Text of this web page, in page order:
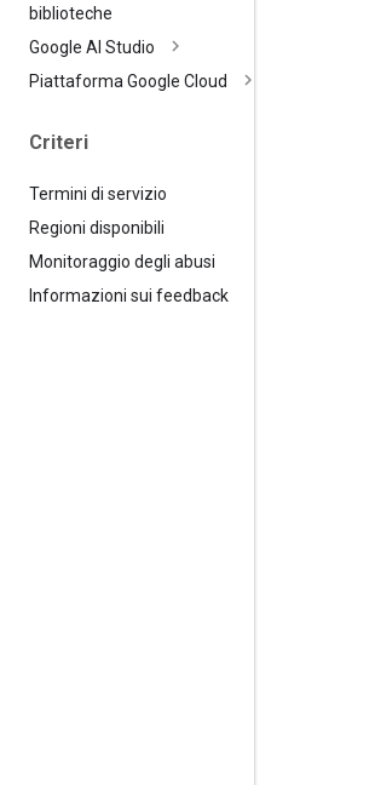
biblioteche
Google AI Studio
Piattaforma Google Cloud
Criteri
Termini di servizio
Regioni disponibili
Monitoraggio degli abusi
Informazioni sui feedback